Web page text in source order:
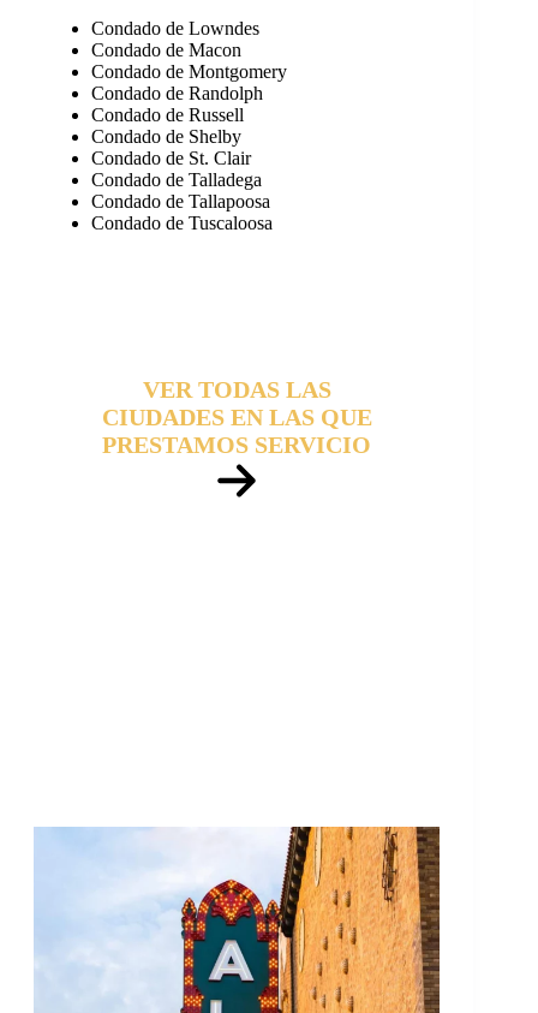
Condado de Lowndes
Condado de Macon
Condado de Montgomery
Condado de Randolph
Condado de Russell
Condado de Shelby
Condado de St. Clair
Condado de Talladega
Condado de Tallapoosa
Condado de Tuscaloosa
VER TODAS LAS
CIUDADES EN LAS QUE
PRESTAMOS SERVICIO